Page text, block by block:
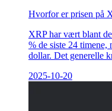
Hvorfor er prisen på
XRP har vært blant
% de siste 24
dollar. Det generelle
2025-10-20